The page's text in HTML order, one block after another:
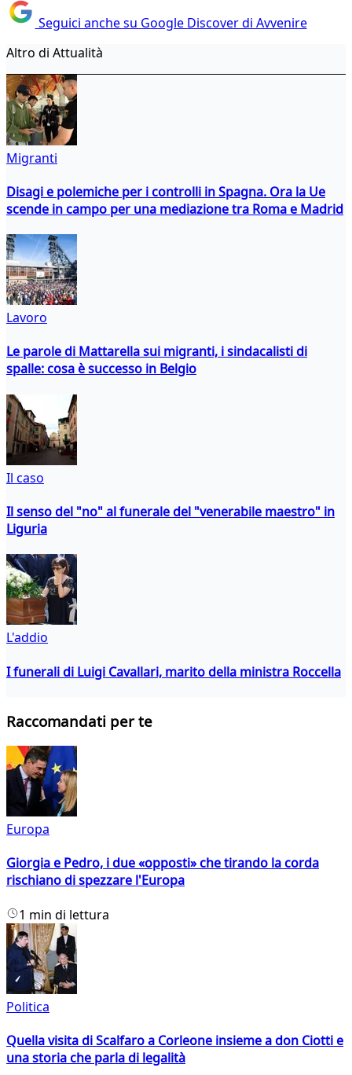
Seguici anche su Google Discover di Avvenire
Altro di Attualità
Migranti
Disagi e polemiche per i controlli in Spagna. Ora la Ue
scende in campo per una mediazione tra Roma e Madrid
Lavoro
Le parole di Mattarella sui migranti, i sindacalisti di
spalle: cosa è successo in Belgio
Il caso
Il senso del "no" al funerale del "venerabile maestro" in
Liguria
L'addio
I funerali di Luigi Cavallari, marito della ministra Roccella
Raccomandati per te
Europa
Giorgia e Pedro, i due «opposti» che tirando la corda
rischiano di spezzare l'Europa
1 min di lettura
Politica
Quella visita di Scalfaro a Corleone insieme a don Ciotti e
una storia che parla di legalità